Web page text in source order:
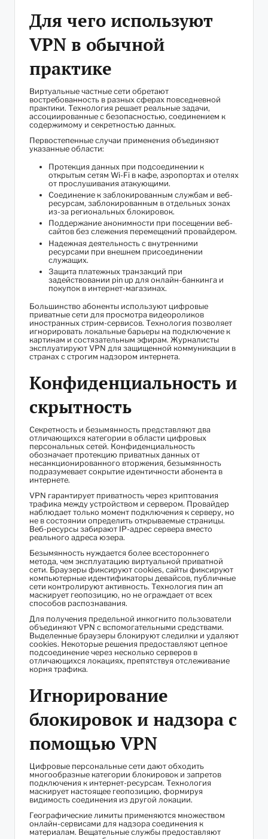
Для чего используют
VPN в обычной
практике
Виртуальные частные сети обретают
востребованность в разных сферах повседневной
практики. Технология решает реальные задачи,
ассоциированные с безопасностью, соединением к
содержимому и секретностью данных.
Первостепенные случаи применения объединяют
указанные области:
Протекция данных при подсоединении к
открытым сетям Wi-Fi в кафе, аэропортах и отелях
от прослушивания атакующими.
Соединение к заблокированным службам и веб-
ресурсам, заблокированным в отдельных зонах
из-за региональных блокировок.
Поддержание анонимности при посещении веб-
сайтов без слежения перемещений провайдером.
Надежная деятельность с внутренними
ресурсами при внешнем присоединении
служащих.
Защита платежных транзакций при
задействовании pin up для онлайн-банкинга и
покупок в интернет-магазинах.
Большинство абоненты используют цифровые
приватные сети для просмотра видеороликов
иностранных стрим-сервисов. Технология позволяет
игнорировать локальные барьеры на подключение к
картинам и состязательным эфирам. Журналисты
эксплуатируют VPN для защищенной коммуникации в
странах с строгим надзором интернета.
Конфиденциальность и
скрытность
Секретность и безымянность представляют два
отличающихся категории в области цифровых
персональных сетей. Конфиденциальность
обозначает протекцию приватных данных от
несанкционированного вторжения, безымянность
подразумевает сокрытие идентичности абонента в
интернете.
VPN гарантирует приватность через криптования
трафика между устройством и сервером. Провайдер
наблюдает только момент подключения к серверу, но
не в состоянии определить открываемые страницы.
Веб-ресурсы забирают IP-адрес сервера вместо
реального адреса юзера.
Безымянность нуждается более всестороннего
метода, чем эксплуатацию виртуальной приватной
сети. Браузеры фиксируют cookies, сайты фиксируют
компьютерные идентификаторы девайсов, публичные
сети контролируют активность. Технология пин ап
маскирует геопозицию, но не ограждает от всех
способов распознавания.
Для получения предельной инкогнито пользователи
объединяют VPN с вспомогательными средствами.
Выделенные браузеры блокируют следилки и удаляют
cookies. Некоторые решения предоставляют цепное
подсоединение через несколько серверов в
отличающихся локациях, препятствуя отслеживание
корня трафика.
Игнорирование
блокировок и надзора с
помощью VPN
Цифровые персональные сети дают обходить
многообразные категории блокировок и запретов
подключения к интернет-ресурсам. Технология
маскирует настоящее геопозицию, формируя
видимость соединения из другой локации.
Географические лимиты применяются множеством
онлайн-сервисами для надзора соединения к
материалам. Вещательные службы предоставляют